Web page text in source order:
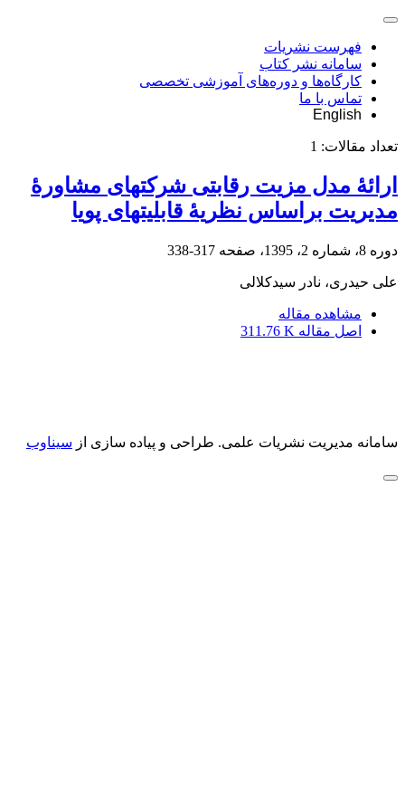
فهرست نشریات
سامانه نشر کتاب
کارگاه‌ها و دوره‌های آموزشی تخصصی
تماس با ما
English
تعداد مقالات: 1
ارائۀ مدل مزیت رقابتی شرکت‏های مشاورۀ
مدیریت براساس نظریۀ قابلیت‏های پویا
دوره 8، شماره 2، 1395، صفحه 317-338
علی حیدری، نادر سیدکلالی
مشاهده مقاله
اصل مقاله 311.76 K
سامانه مدیریت نشریات علمی. طراحی و پیاده سازی از سیناوب